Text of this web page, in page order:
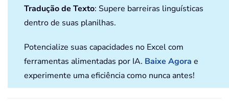
Tradução de Texto: Supere barreiras linguísticas
dentro de suas planilhas.
Potencialize suas capacidades no Excel com
ferramentas alimentadas por IA. Baixe Agora e
experimente uma eficiência como nunca antes!